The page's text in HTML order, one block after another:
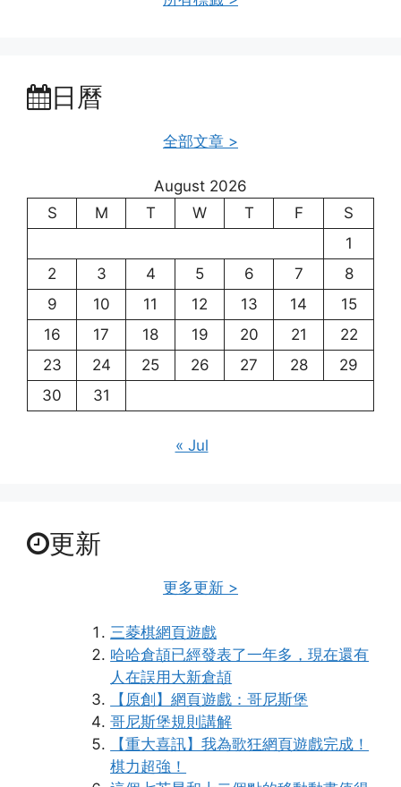
日曆
全部文章 >
August 2026
S
M T W T F
S
1
2
3 4 5 6 7
8
9
10 11 12 13 14
15
16
17 18 19 20 21
22
23
24 25 26 27 28
29
30
31
« Jul
更新
更多更新 >
三菱棋網頁遊戲
哈哈倉頡已經發表了一年多，現在還有
人在誤用大新倉頡
【原創】網頁遊戲：哥尼斯堡
哥尼斯堡規則講解
【重大喜訊】我為歌狂網頁遊戲完成！
棋力超強！